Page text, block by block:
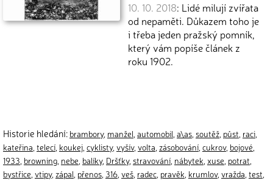
10. 10. 2018: Lidé milují zvířata
od nepaměti. Důkazem toho je
i třeba jeden pražský pomník,
který vám popíše článek z
roku 1902.
Historie hledání: brambory, manžel automobil a\as soutěž půst raci
kateřina telecí koukej cyklisty, vyšív, volta zásobování cukrov, bojové
1933 browning nebe balíky, Dršťky, stravování nábytek xuse potrat
bystřice vtipy, zápal přenos 316 veš radec pravěk krumlov, vražda test